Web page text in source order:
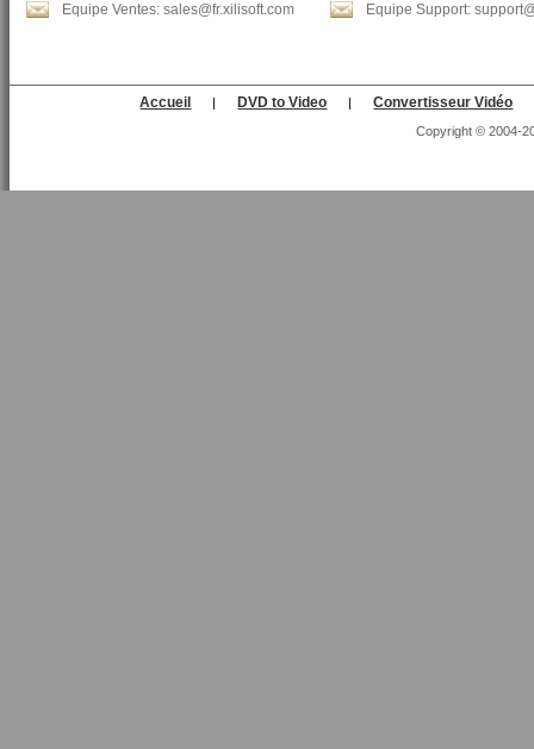
Equipe Ventes: sales@fr.xilisoft.com Equipe Support:
Accueil | DVD to Video | Convertisseur Vidéo
Copyright © 2004-